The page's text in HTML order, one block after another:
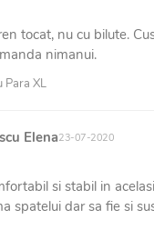
tocat, nu cu bilute.
nimanui.
Para XL
Elena23-07-2020
si stabil in
spatelui dar sa fie si